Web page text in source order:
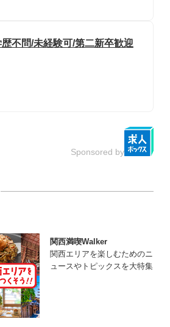
不問/未経験可/第二新卒歓迎
Sponsored by
関西満喫Walker
関西エリアを楽しむためのニ
ュースやトピックスを大特集